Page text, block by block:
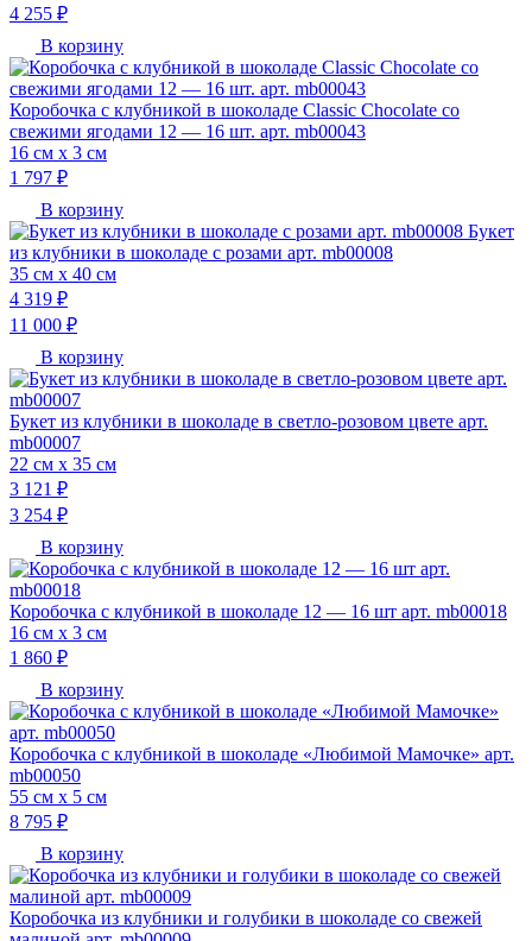
4 255 ₽
В корзину
Коробочка с клубникой в шоколаде Classic Chocolate со
свежими ягодами 12 — 16 шт. арт. mb00043
16 см х 3 см
1 797 ₽
В корзину
Букет
из клубники в шоколаде с розами арт. mb00008
35 см х 40 см
4 319 ₽
11 000 ₽
В корзину
Букет из клубники в шоколаде в светло-розовом цвете арт.
mb00007
22 см х 35 см
3 121 ₽
3 254 ₽
В корзину
Коробочка с клубникой в шоколаде 12 — 16 шт арт. mb00018
16 см х 3 см
1 860 ₽
В корзину
Коробочка с клубникой в шоколаде «Любимой Мамочке» арт.
mb00050
55 см х 5 см
8 795 ₽
В корзину
Коробочка из клубники и голубики в шоколаде со свежей